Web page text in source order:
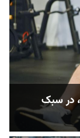
در سبک